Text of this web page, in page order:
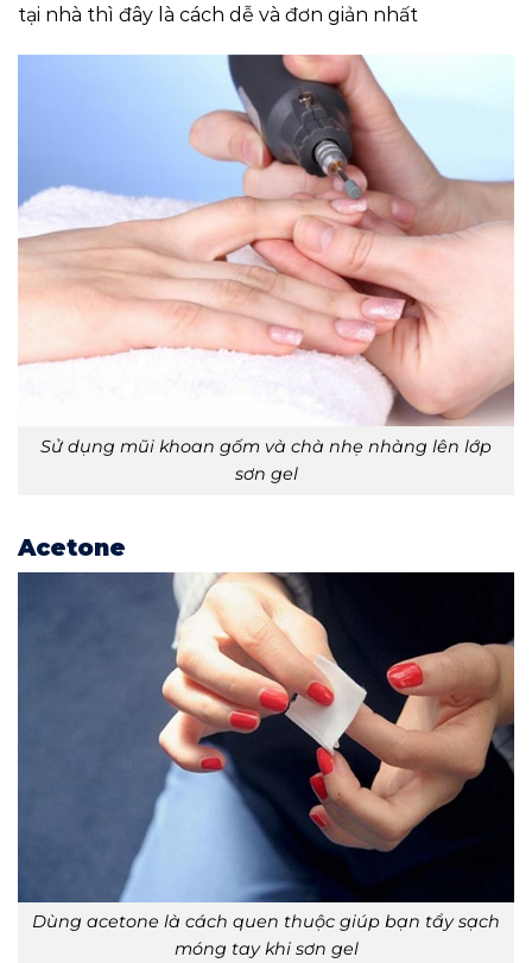
tại nhà thì đây là cách dễ và đơn giản nhất
Sử dụng mũi khoan gốm và chà nhẹ nhàng lên lớp
sơn gel
Acetone
Dùng acetone là cách quen thuộc giúp bạn tẩy sạch
móng tay khi sơn gel